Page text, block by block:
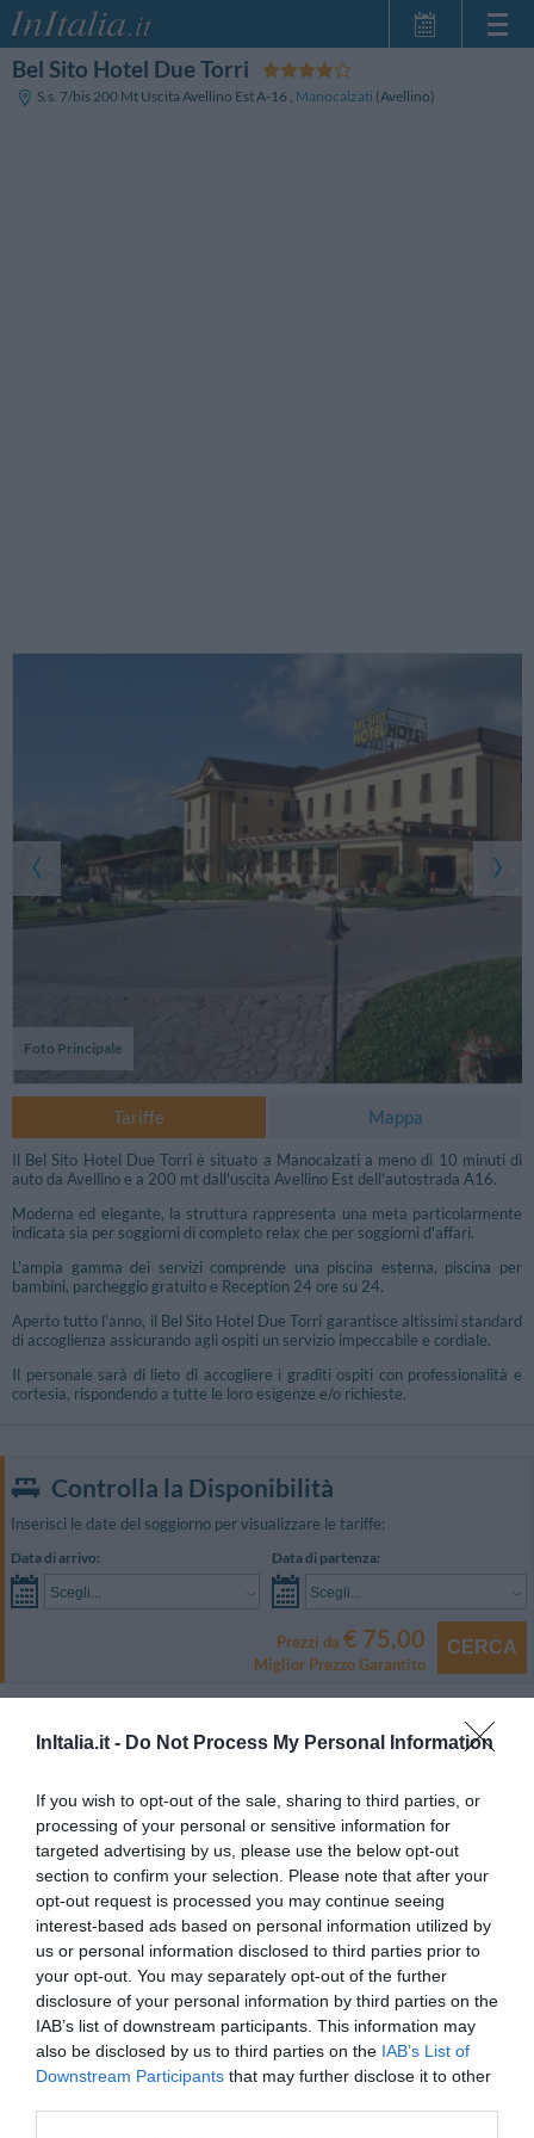
InItalia.it - Do Not Process My Personal Information
If you wish to opt-out of the sale, sharing to third parties, or
processing of your personal or sensitive information for
targeted advertising by us, please use the below opt-out
section to confirm your selection. Please note that after your
opt-out request is processed you may continue seeing
interest-based ads based on personal information utilized by
us or personal information disclosed to third parties prior to
your opt-out. You may separately opt-out of the further
disclosure of your personal information by third parties on the
IAB’s list of downstream participants. This information may
also be disclosed by us to third parties on the IAB’s List of
Downstream Participants that may further disclose it to other
Le mie Prenotazioni
Bel Sito Hotel Due Torri
S.s. 7/bis 200 Mt Uscita Avellino Est A-16 , Manocalzati (Avellino)
Foto Principale
Tariffe Mappa
Il Bel Sito Hotel Due Torri è situato a Manocalzati a meno di 10 minuti di
auto da Avellino e a 200 mt dall'uscita Avellino Est dell'autostrada A16.
Moderna ed elegante, la struttura rappresenta una meta particolarmente
indicata sia per soggiorni di completo relax che per soggiorni d'affari.
L'ampia gamma dei servizi comprende una piscina esterna, piscina per
bambini, parcheggio gratuito e Reception 24 ore su 24.
Aperto tutto l'anno, il Bel Sito Hotel Due Torri garantisce altissimi standard
di accoglienza assicurando agli ospiti un servizio impeccabile e cordiale.
Il personale sarà di lieto di accogliere i graditi ospiti con professionalità e
cortesia, rispondendo a tutte le loro esigenze e/o richieste.
Controlla la Disponibilità
Inserisci le date del soggiorno per visualizzare le tariffe:
Data di arrivo:
Scegli...
Data di partenza:
Scegli...
Prezzi da € 75,00
Miglior Prezzo Garantito
CERCA
Doppia 2 MOSTRA TARIFFE
Matrimoniale 2 MOSTRA TARIFFE
Tripla 3 MOSTRA TARIFFE
Doppia uso Singola 1 MOSTRA TARIFFE
Matrimoniale Junior Suite MOSTRA TARIFFE
La struttura dispone di 32 camere finemente arredate e dotate di TV color
satellitare, connessione Wi-Fi a Internet, telefono con linea diretta,
frigobar, cassaforte, balcone, aria condizionata e bagno privato con doccia e
asciugacapelli.